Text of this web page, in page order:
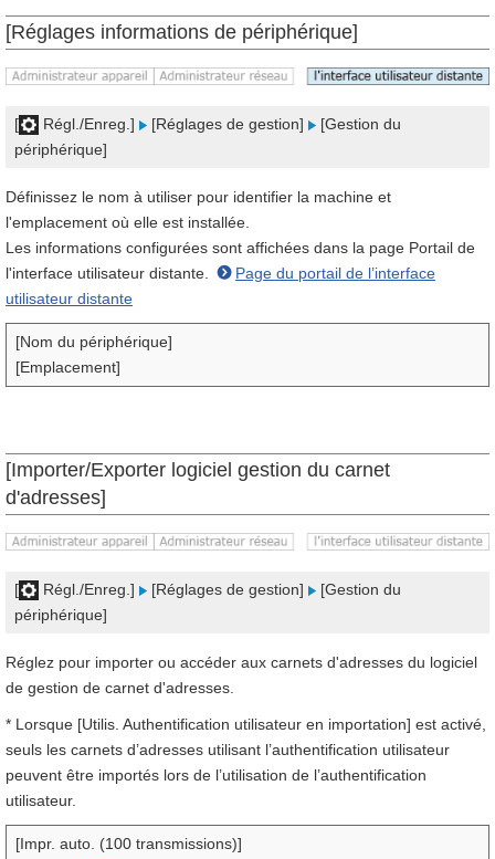
[Réglages informations de périphérique]
[ Régl./Enreg.] [Réglages de gestion]
[Gestion du
périphérique]
Définissez le nom à utiliser pour identifier la machine et
l'emplacement où elle est installée.
Les informations configurées sont affichées dans la page Portail de
l'interface utilisateur distante.
Page du portail de l’interface
utilisateur distante
[Nom du périphérique]
[Emplacement]
[Importer/Exporter logiciel gestion du carnet
d'adresses]
[ Régl./Enreg.] [Réglages de gestion]
[Gestion du
périphérique]
Réglez pour importer ou accéder aux carnets d'adresses du logiciel
de gestion de carnet d'adresses.
* Lorsque [Utilis. Authentification utilisateur en importation] est activé,
seuls les carnets d’adresses utilisant l’authentification utilisateur
peuvent être importés lors de l’utilisation de l’authentification
utilisateur.
[Impr. auto. (100 transmissions)]